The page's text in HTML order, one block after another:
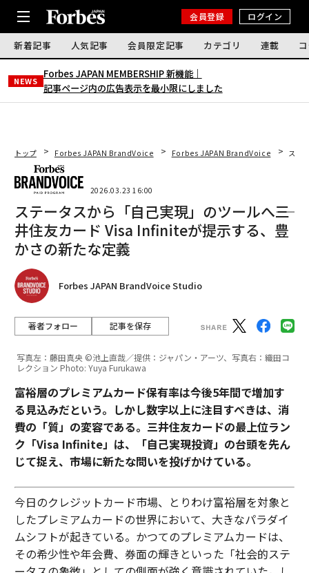
会員登録 ログイン
新着記事 人気記事 会員限定記事 カテゴリ 連載
NEWS
Forbes JAPAN MEMBERSHIP 新機能｜
記事ページ内の広告表示を最小限にしました
トップ Forbes JAPAN BrandVoice Forbes JAPAN BrandVoice ステ
2026.03.23 16:00
ステータスから「自己実現」のツールへ――三
井住友カード Visa Infiniteが提示する、豊
かさの新たな定義
Forbes JAPAN BrandVoice Studio
著者フォロー 記事を保存
写真左：藤田真央 ©池上直哉／提供：ジャパン・アーツ、写真右：織田コ
レクション Photo: Yuya Furukawa
富裕層のプレミアムカード保有率は今後5年間で増加す
る見込みだという。しかし数字以上に注目すべきは、消
費の「質」の変容である。三井住友カードの最上位ラン
ク「Visa Infinite」は、「自己実現投資」の台頭を先ん
じて捉え、市場に新たな問いを投げかけている。
今日のクレジットカード市場、とりわけ富裕層を対象と
したプレミアムカードの世界において、大きなパラダイ
ムシフトが起きている。かつてのプレミアムカードは、
その希少性や年会費、券面の輝きといった「社会的ステ